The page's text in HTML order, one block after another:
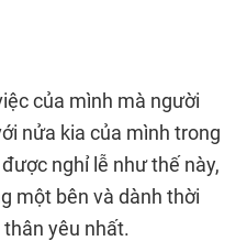
của mình mà người
nửa kia của mình trong
nghỉ lễ như thế này,
một bên và dành thời
yêu nhất.